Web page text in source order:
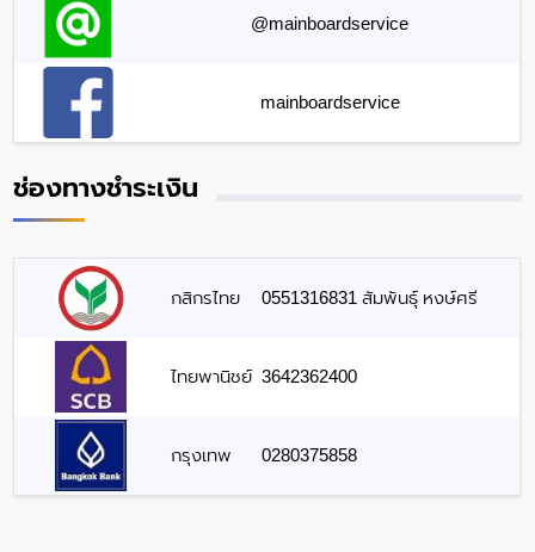
@mainboardservice
mainboardservice
ช่องทางชำระเงิน
กสิกรไทย 0551316831 สัมพันธุ์ หงษ์ศรี
ไทยพานิชย์ 3642362400
กรุงเทพ 0280375858